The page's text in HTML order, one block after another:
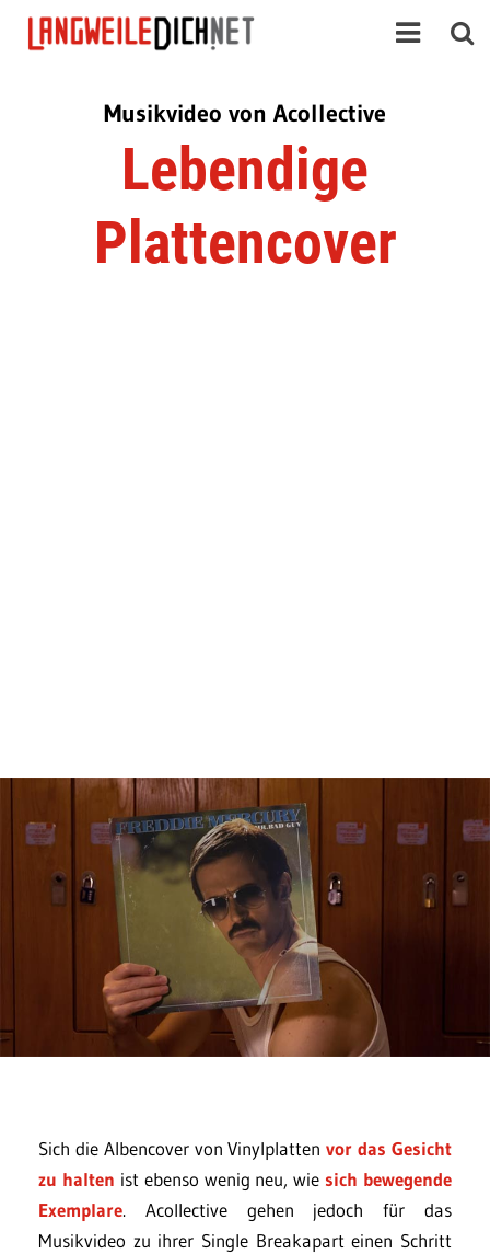
Musikvideo von Acollective
Lebendige
Plattencover
Sich die Albencover von Vinylplattenvor das Gesicht
zu halten ist ebenso wenig neu, wie sich bewegende
Exemplare. Acollective gehen jedoch für das
Musikvideo zu ihrer Single Breakapart einen Schritt